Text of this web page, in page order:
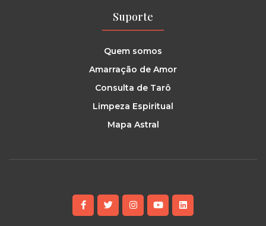
Suporte
Quem somos
Amarração de Amor
Consulta de Tarô
Limpeza Espiritual
Mapa Astral